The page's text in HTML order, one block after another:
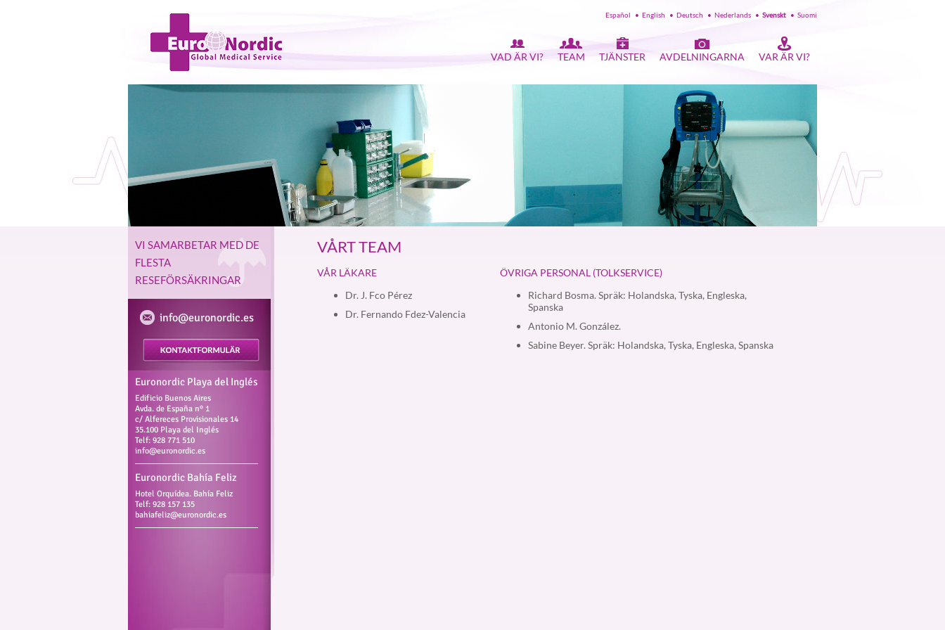
Español • English • Deutsch • Nederlands • Svenskt • Suomi
VAD ÄR VI? TEAM TJÄNSTER AVDELNINGARNA VAR ÄR VI?
VI SAMARBETAR MED DE
FLESTA
RESEFÖRSÄKRINGAR
info@euronordic.es
Euronordic Playa del Inglés
Edificio Buenos Aires
Avda. de España nº 1
c/ Alfereces Provisionales 14
35.100 Playa del Inglés
Telf: 928 771 510
info@euronordic.es
Euronordic Bahía Feliz
Hotel Orquídea. Bahía Feliz
Telf: 928 157 135
bahiafeliz@euronordic.es
VÅRT TEAM
VÅR LÄKARE
ÖVRIGA PERSONAL (TOLKSERVICE)
Dr. J. Fco Pérez
Dr. Fernando Fdez-Valencia
Richard Bosma. Spräk: Holandska, Tyska, Engleska,
Spanska
Antonio M. González.
Sabine Beyer. Spräk: Holandska, Tyska, Engleska, Spanska